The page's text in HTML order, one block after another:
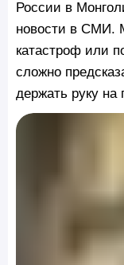
России в
новости в СМИ.
катастроф или
сложно
держать руку на